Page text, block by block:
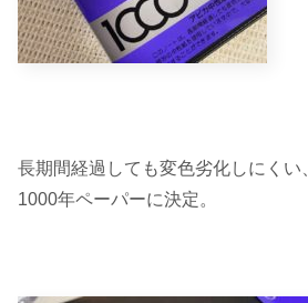
長期間経過しても変色劣化しにくい
1000年ペーパーに決定。